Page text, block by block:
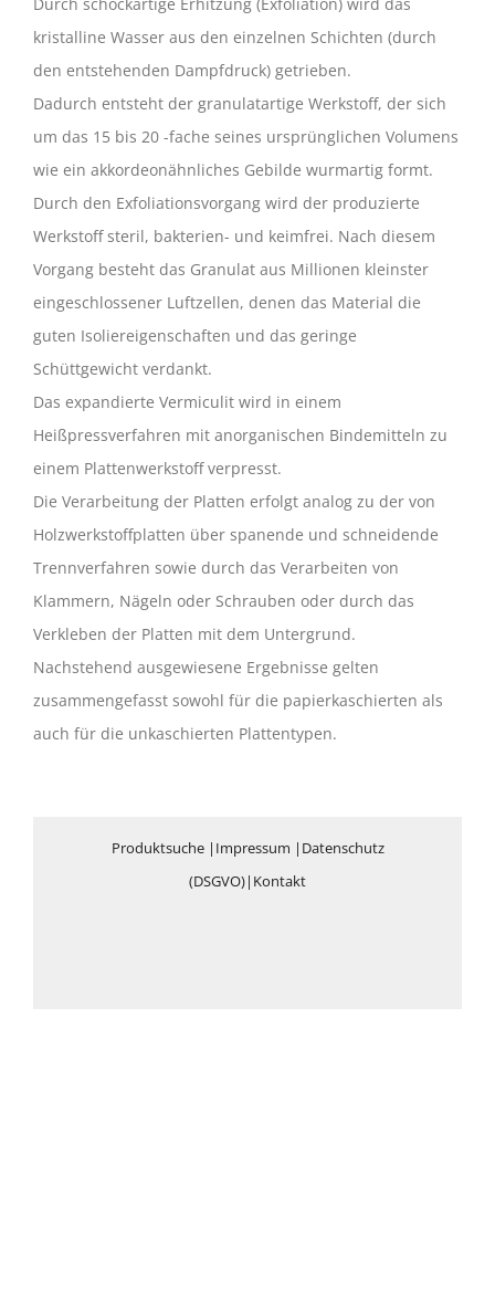
kristalline Wasser aus den einzelnen Schichten (durch
den entstehenden Dampfdruck) getrieben.
Dadurch entsteht der granulatartige Werkstoff, der sich
um das 15 bis 20 -fache seines ursprünglichen Volumens
wie ein akkordeonähnliches Gebilde wurmartig formt.
Durch den Exfoliationsvorgang wird der produzierte
Werkstoff steril, bakterien- und keimfrei. Nach diesem
Vorgang besteht das Granulat aus Millionen kleinster
eingeschlossener Luftzellen, denen das Material die
guten Isoliereigenschaften und das geringe
Schüttgewicht verdankt.
Das expandierte Vermiculit wird in einem
Heißpressverfahren mit anorganischen Bindemitteln zu
einem Plattenwerkstoff verpresst.
Die Verarbeitung der Platten erfolgt analog zu der von
Holzwerkstoffplatten über spanende und schneidende
Trennverfahren sowie durch das Verarbeiten von
Klammern, Nägeln oder Schrauben oder durch das
Verkleben der Platten mit dem Untergrund.
Nachstehend ausgewiesene Ergebnisse gelten
zusammengefasst sowohl für die papierkaschierten als
auch für die unkaschierten Plattentypen.
Produktsuche| Impressum | Datenschutz
(DSGVO)| Kontakt